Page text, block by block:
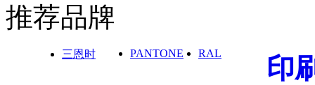
推荐品牌
三恩时 PANTONE RAL 印